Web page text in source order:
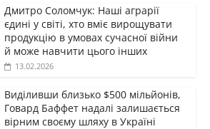
Дмитро Соломчук: Наші аграрії
єдині у світі, хто вміє вирощувати
продукцію в умовах сучасної війни
й може навчити цього інших
13.02.2026
Виділивши близько $500 мільйонів,
Говард Баффет надалі залишається
вірним своєму шляху в Україні